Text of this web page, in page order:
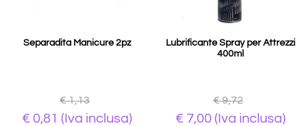
Separadita Manicure 2pz
€ 1,13
€ 0,81 (Iva inclusa)
Lubrificante Spray per Attrezzi
400ml
€ 9,72
€ 7,00 (Iva inclusa)